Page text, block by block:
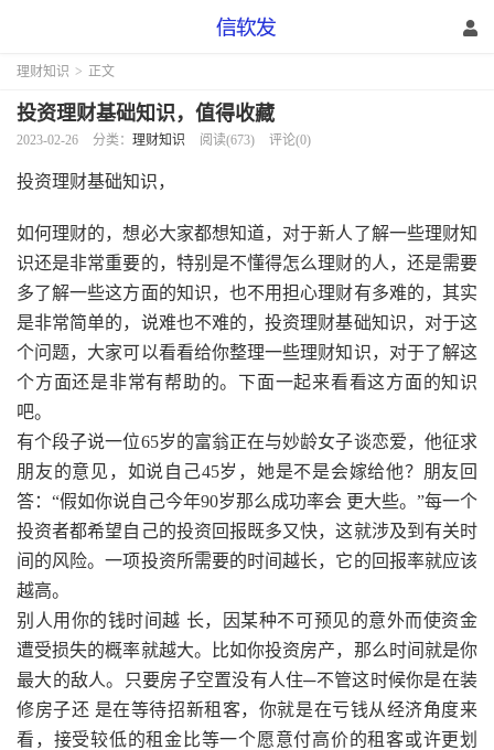
理财知识 > 正文
投资理财基础知识，值得收藏
2023-02-26 分类： 理财知识 阅读(673) 评论(0)
投资理财基础知识，
如何理财的，想必大家都想知道，对于新人了解一些理财知
识还是非常重要的，特别是不懂得怎么理财的人，还是需要
多了解一些这方面的知识，也不用担心理财有多难的，其实
是非常简单的，说难也不难的，投资理财基础知识，对于这
个问题，大家可以看看给你整理一些理财知识，对于了解这
个方面还是非常有帮助的。下面一起来看看这方面的知识
吧。
有个段子说一位65岁的富翁正在与妙龄女子谈恋爱，他征求
朋友的意见，如说自己45岁，她是不是会嫁给他？朋友回
答：“假如你说自己今年90岁那么成功率会 更大些。”每一个
投资者都希望自己的投资回报既多又快，这就涉及到有关时
间的风险。一项投资所需要的时间越长，它的回报率就应该
越高。
别人用你的钱时间越 长，因某种不可预见的意外而使资金
遭受损失的概率就越大。比如你投资房产，那么时间就是你
最大的敌人。只要房子空置没有人住─不管这时候你是在装
修房子还 是在等待招新租客，你就是在亏钱从经济角度来
看，接受较低的租金比等一个愿意付高价的租客或许更划